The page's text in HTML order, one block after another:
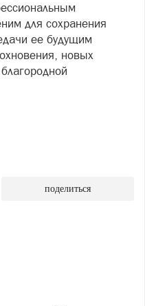
для сохранения
ее будущим
новых
поделиться